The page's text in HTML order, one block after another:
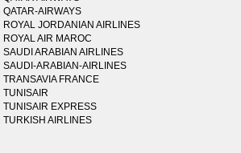
QATAR-AIRWAYS
ROYAL JORDANIAN AIRLINES
ROYAL AIR MAROC
SAUDI ARABIAN AIRLINES
SAUDI-ARABIAN-AIRLINES
TRANSAVIA FRANCE
TUNISAIR
TUNISAIR EXPRESS
TURKISH AIRLINES